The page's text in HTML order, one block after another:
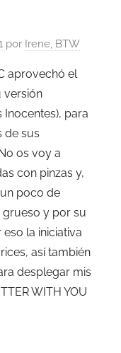
por Irene, BTW
aprovechó el
versión
para
de sus
os voy a
con pinzas y,
poco de
y por su
la iniciativa
así también
desplegar mis
WITH YOU